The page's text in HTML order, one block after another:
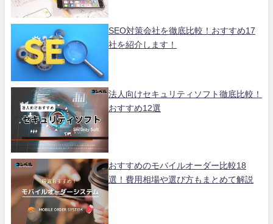
SEO対策会社を徹底比較！おすすめ17
社を紹介します！
法人向けセキュリティソフト徹底比較！
おすすめ12選
おすすめのモバイルオーダー比較18
選！費用相場や選び方もまとめて解説